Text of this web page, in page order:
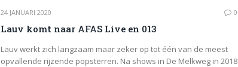
24 JANUARI 2020 0
Lauv komt naar AFAS Live en 013
Lauv werkt zich langzaam maar zeker op tot één van de meest
opvallende rijzende popsterren. Na shows in De Melkweg in 2018